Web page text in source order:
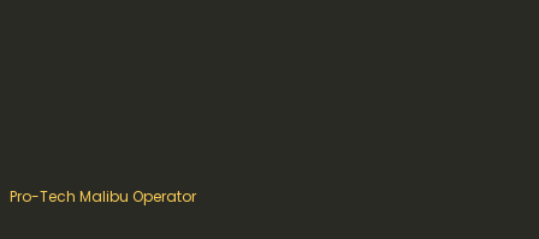
Pro-Tech Malibu Operator